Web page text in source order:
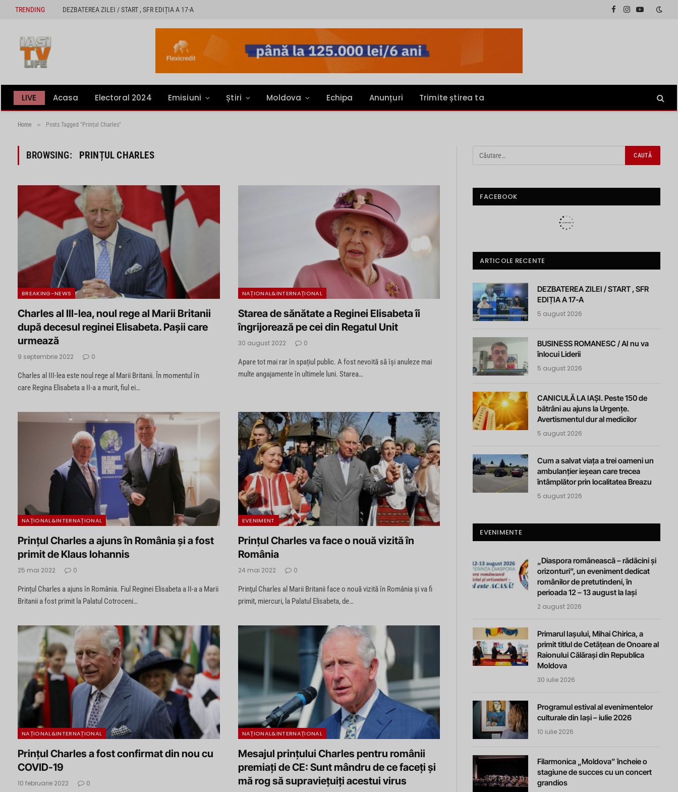
TRENDING DEZBATEREA ZILEI / START , SFR EDIȚIA A 17-A
Facebook
InstagramYouTube
LIVE Acasa Electoral 2024 Emisiuni Știri Moldova Echipa Anunțuri Trimite știrea ta
Home » Posts Tagged "Prințul Charles"
BROWSING: PRINȚUL CHARLES
BREAKING-NEWS
Charles al III-lea, noul rege al Marii Britanii
după decesul reginei Elisabeta. Pașii care
urmează
9 septembrie 2022 0
Charles al III-lea este noul rege al Marii Britanii. În momentul în
care Regina Elisabeta a II-a a murit, fiul ei…
NAȚIONAL&INTERNAȚIONAL
Starea de sănătate a Reginei Elisabeta îi
îngrijorează pe cei din Regatul Unit
30 august 2022 0
Apare tot mai rar în spațiul public. A fost nevoită să își anuleze mai
multe angajamente în ultimele luni. Starea…
NAȚIONAL&INTERNAȚIONAL
Prințul Charles a ajuns în România și a fost
primit de Klaus Iohannis
25 mai 2022 0
Prințul Charles a ajuns în România. Fiul Reginei Elisabeta a II-a a Marii
Britanii a fost primit la Palatul Cotroceni…
EVENIMENT
Prinţul Charles va face o nouă vizită în
România
24 mai 2022 0
Prinţul Charles al Marii Britanii face o nouă vizită în România și va fi
primit, miercuri, la Palatul Elisabeta, de…
NAȚIONAL&INTERNAȚIONAL
Prințul Charles a fost confirmat din nou cu
COVID-19
10 februarie 2022 0
NAȚIONAL&INTERNAȚIONAL
Mesajul prinţului Charles pentru românii
premiaţi de CE: Sunt mândru de ce faceţi şi
mă rog să supravieţuiţi acestui virus
FACEBOOK
ARTICOLE RECENTE
DEZBATEREA ZILEI / START , SFR
EDIȚIA A 17-A
5 august 2026
BUSINESS ROMANESC / AI nu va
înlocui Liderii
5 august 2026
CANICULĂ LA IAȘI. Peste 150 de
bătrâni au ajuns la Urgențe.
Avertismentul dur al medicilor
5 august 2026
Cum a salvat viața a trei oameni un
ambulanțier ieșean care trecea
întâmplător prin localitatea Breazu
5 august 2026
EVENIMENTE
„Diaspora românească – rădăcini și
orizonturi”, un eveniment dedicat
românilor de pretutindeni, în
perioada 12 – 13 august la Iași
2 august 2026
Primarul Iașului, Mihai Chirica, a
primit titlul de Cetățean de Onoare al
Raionului Călărași din Republica
Moldova
30 iulie 2026
Programul estival al evenimentelor
culturale din Iași – iulie 2026
10 iulie 2026
Filarmonica „Moldova” încheie o
stagiune de succes cu un concert
grandios